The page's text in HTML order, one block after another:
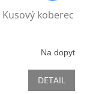
Kusový koberec
Na dopyt
DETAIL